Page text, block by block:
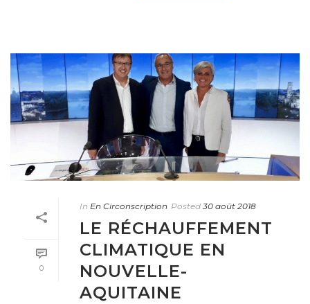
0
In En Circonscription Posted 30 août 2018
LE RÉCHAUFFEMENT
CLIMATIQUE EN
NOUVELLE-
AQUITAINE